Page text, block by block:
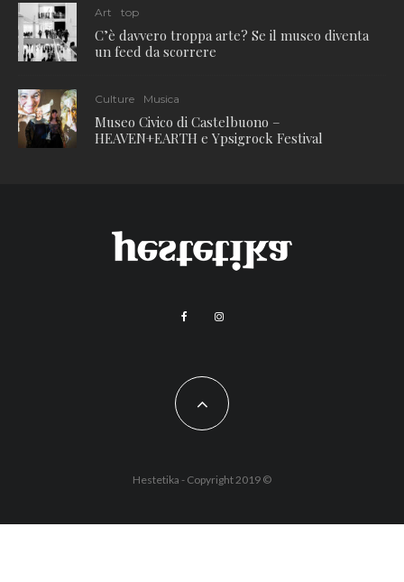
Art top
C’è davvero troppa arte? Se il museo diventa
un feed da scorrere
Culture Musica
Museo Civico di Castelbuono –
HEAVEN+EARTH e Ypsigrock Festival
Hestetika - Copyright 2019 ©